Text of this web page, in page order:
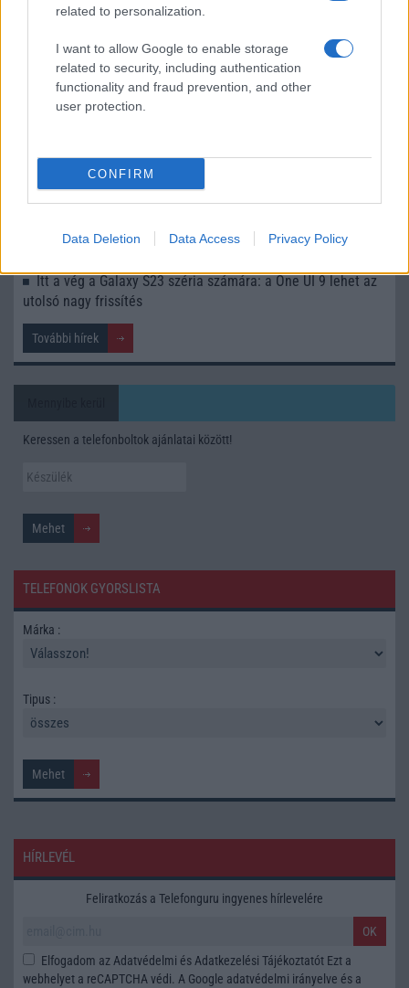
related to personalization.
I want to allow Google to enable storage
related to security, including authentication
functionality and fraud prevention, and other
user protection.
CONFIRM
Data Deletion Data Access Privacy Policy
iPhone 18 bemutató dátum - ekkor rántja le a leplet az
Az Android rejtett automatizmusai: hat funkció, amely
észrevétlenül könnyíti meg a mindennapokat
Ez a rejtett Samsung funkció teljesen megváltoztatja a
Nem biztos, hogy érdemes kivárni az iPhone 18 Prot
Élőképeken a Dark Cherry színű iPhone 18 Pro Max!
Itt a vég a Galaxy S23 széria számára: a One UI 9 lehet az
utolsó nagy frissítés
További hírek
Keressen a telefonboltok ajánlatai között!
TELEFONOK GYORSLISTA
Márka :
Tipus :
HÍRLEVÉL
Feliratkozás a Telefonguru ingyenes hírlevelére
OK
Elfogadom azAdatvédelmi és Adatkezelési Tájékoztatót Ezt a
webhelyet a reCAPTCHA védi. A Google adatvédelmi irányelve és a